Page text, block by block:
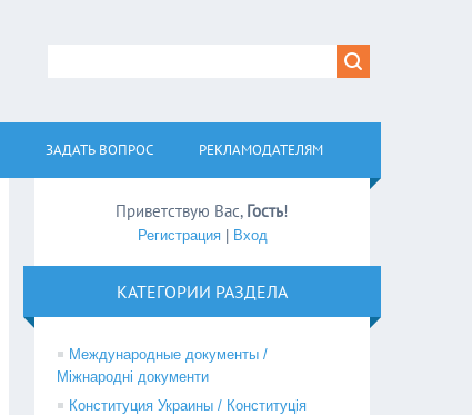
ЗАДАТЬ ВОПРОС РЕКЛАМОДАТЕЛЯМ
Приветствую Вас, Гость!
Регистрация| Вход
КАТЕГОРИИ РАЗДЕЛА
Международные документы /
Міжнародні документи
Конституция Украины / Конституція